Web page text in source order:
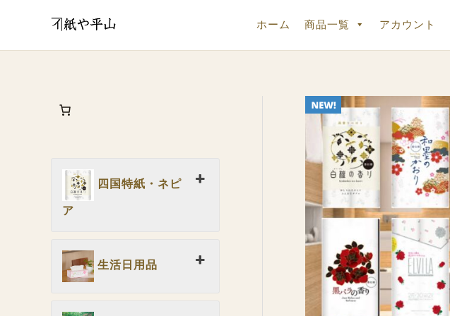
ホーム 商品一覧 アカウント
四国特紙・ネピ
ア
生活日用品